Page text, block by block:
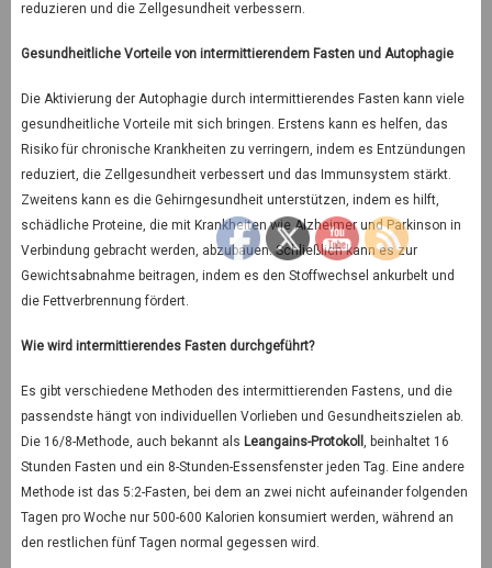
reduzieren und die Zellgesundheit verbessern.
Gesundheitliche Vorteile von intermittierendem Fasten und Autophagie
Die Aktivierung der Autophagie durch intermittierendes Fasten kann viele
gesundheitliche Vorteile mit sich bringen. Erstens kann es helfen, das
Risiko für chronische Krankheiten zu verringern, indem es Entzündungen
reduziert, die Zellgesundheit verbessert und das Immunsystem stärkt.
Zweitens kann es die Gehirngesundheit unterstützen, indem es hilft,
schädliche Proteine, die mit Krankheiten wie Alzheimer und Parkinson in
Verbindung gebracht werden, abzubauen. Schließlich kann es zur
Gewichtsabnahme beitragen, indem es den Stoffwechsel ankurbelt und
die Fettverbrennung fördert.
Wie wird intermittierendes Fasten durchgeführt?
Es gibt verschiedene Methoden des intermittierenden Fastens, und die
passendste hängt von individuellen Vorlieben und Gesundheitszielen ab.
Die 16/8-Methode, auch bekannt als Leangains-Protokoll , beinhaltet 16
Stunden Fasten und ein 8-Stunden-Essensfenster jeden Tag. Eine andere
Methode ist das 5:2-Fasten, bei dem an zwei nicht aufeinander folgenden
Tagen pro Woche nur 500-600 Kalorien konsumiert werden, während an
den restlichen fünf Tagen normal gegessen wird.